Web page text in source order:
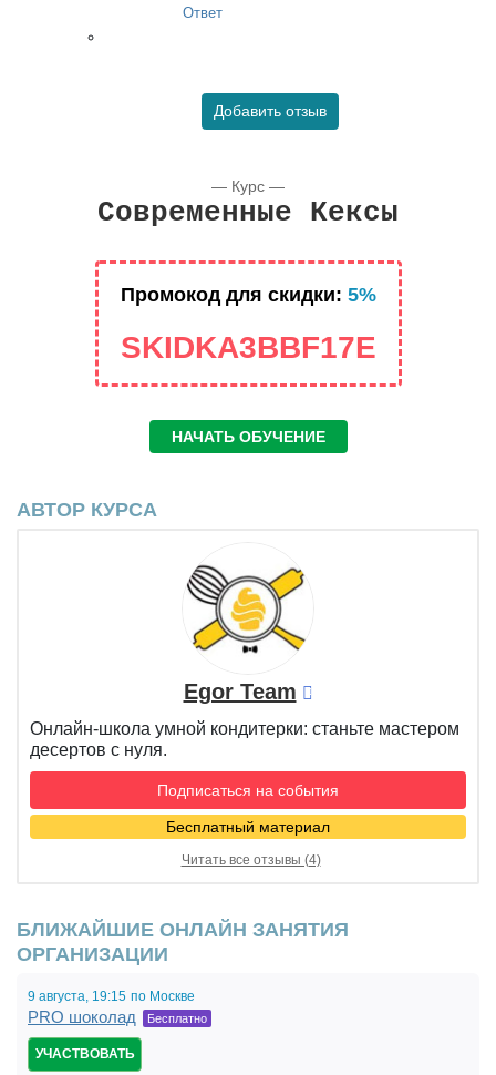
Ответ
Добавить отзыв
— Курс —
Современные Кексы
Промокод для скидки: 5%
SKIDKA3BBF17E
НАЧАТЬ ОБУЧЕНИЕ
АВТОР КУРСА
Egor Team
Онлайн-школа умной кондитерки: станьте мастером
десертов с нуля.
Подписаться на события
Бесплатный материал
Читать все отзывы (4)
БЛИЖАЙШИЕ ОНЛАЙН ЗАНЯТИЯ
ОРГАНИЗАЦИИ
9 августа, 19:15 по Москве
PRO шоколад Бесплатно
УЧАСТВОВАТЬ